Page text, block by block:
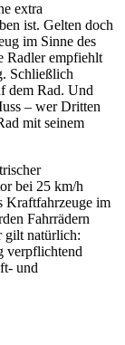
extra
ist. Gelten doch
im Sinne des
Radler empfiehlt
Schließlich
dem Rad. Und
– wer Dritten
mit seinem
bei 25 km/h
Kraftfahrzeuge im
Fahrrädern
gilt natürlich:
verpflichtend
und